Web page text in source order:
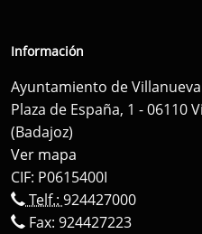
Información
Ayuntamiento de
Plaza de España, 1 - 06110
(Badajoz)
Ver mapa
CIF: P0615400I
Telf.: 924427000
Fax: 924427223